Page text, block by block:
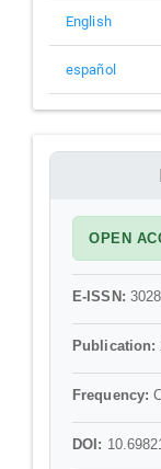
English
español
OPEN
E-ISSN:
Publication:
Frequency:
DOI: